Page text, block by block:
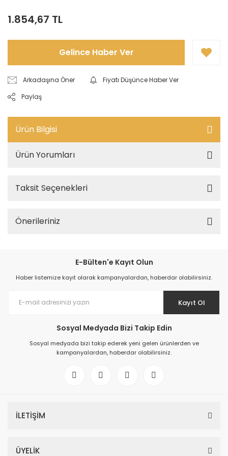
1.854,67 TL
Gelince Haber Ver
Arkadaşına Öner
Fiyatı Düşünce Haber Ver
Paylaş
Ürün Bilgisi
Ürün Yorumları
Taksit Seçenekleri
Önerileriniz
E-Bülten'e Kayıt Olun
Haber listemize kayıt olarak kampanyalardan, haberdar olabilirsiniz.
Kayıt Ol
Sosyal Medyada Bizi Takip Edin
Sosyal medyada bizi takip ederek yeni gelen ürünlerden ve
kampanyalardan, haberdar olabilirsiniz.
İLETİŞİM
ÜYELİK